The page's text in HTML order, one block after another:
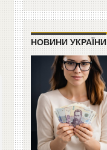
НОВИНИ УКРАЇНИ